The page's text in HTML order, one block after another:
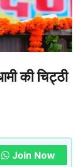
की चिट्ठी
Join Now